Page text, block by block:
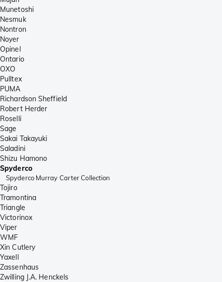
Munetoshi
Nesmuk
Nontron
Noyer
Opinel
Ontario
OXO
Pulltex
PUMA
Richardson Sheffield
Robert Herder
Roselli
Sage
Sakai Takayuki
Saladini
Shizu Hamono
Spyderco
Spyderco Murray Carter Collection
Tojiro
Tramontina
Triangle
Victorinox
Viper
WMF
Xin Cutlery
Yaxell
Zassenhaus
Zwilling J.A. Henckels